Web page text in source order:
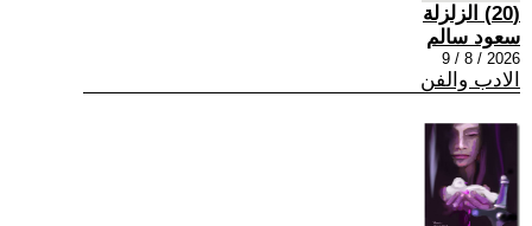
(20) الزلزلة
سعود سالم
2026 / 8 / 9
الادب والفن